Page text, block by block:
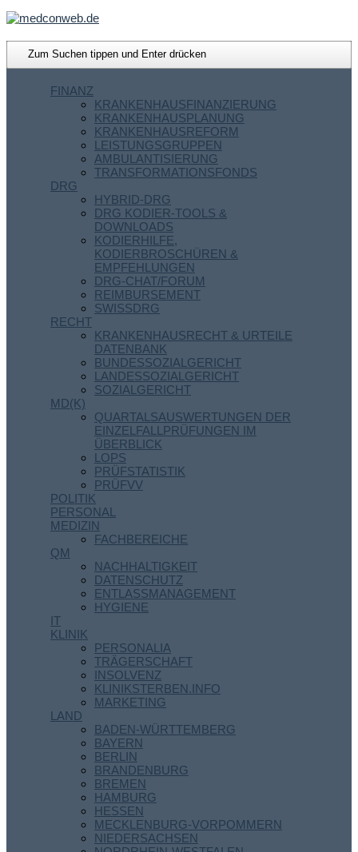
FINANZ
KRANKENHAUSFINANZIERUNG
KRANKENHAUSPLANUNG
KRANKENHAUSREFORM
LEISTUNGSGRUPPEN
AMBULANTISIERUNG
TRANSFORMATIONSFONDS
DRG
HYBRID-DRG
DRG KODIER-TOOLS &
DOWNLOADS
KODIERHILFE,
KODIERBROSCHÜREN &
EMPFEHLUNGEN
DRG-CHAT/FORUM
REIMBURSEMENT
SWISSDRG
RECHT
KRANKENHAUSRECHT & URTEILE
DATENBANK
BUNDESSOZIALGERICHT
LANDESSOZIALGERICHT
SOZIALGERICHT
MD(K)
QUARTALSAUSWERTUNGEN DER
EINZELFALLPRÜFUNGEN IM
ÜBERBLICK
LOPS
PRÜFSTATISTIK
PRÜFVV
POLITIK
PERSONAL
MEDIZIN
FACHBEREICHE
QM
NACHHALTIGKEIT
DATENSCHUTZ
ENTLASSMANAGEMENT
HYGIENE
IT
KLINIK
PERSONALIA
TRÄGERSCHAFT
INSOLVENZ
KLINIKSTERBEN.INFO
MARKETING
LAND
BADEN-WÜRTTEMBERG
BAYERN
BERLIN
BRANDENBURG
BREMEN
HAMBURG
HESSEN
MECKLENBURG-VORPOMMERN
NIEDERSACHSEN